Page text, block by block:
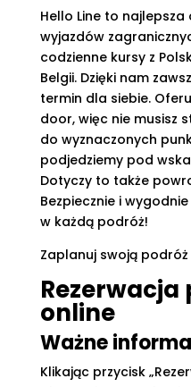
Hello Line to
wyjazdów
codzienne kursy z
Belgii. Dzięki nam
termin dla siebie.
door, więc nie musisz
do wyznaczonych
podjedziemy pod
Dotyczy to także
Bezpiecznie i
w każdą podróż!
Zaplanuj swoją podróż
Rezerwacja
online
Ważne
Klikając przycisk